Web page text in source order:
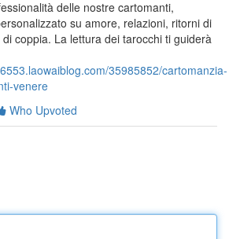
delle nostre cartomanti,
su amore, relazioni, ritorni di
coppia. La lettura dei tarocchi ti guiderà
35985852/cartomanzia-
venere
Who Upvoted